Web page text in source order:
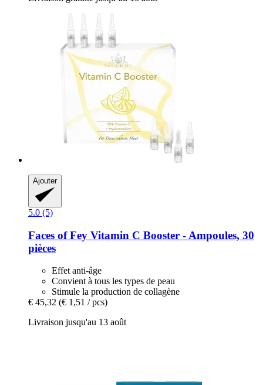
Ajouter
5.0 (5)
Faces of Fey Vitamin C Booster -​ Ampoules, 30
pièces
Effet anti-âge
Convient à tous les types de peau
Stimule la production de collagène
€ 45,32 (€ 1,51 / pcs)
Livraison jusqu'au 13 août